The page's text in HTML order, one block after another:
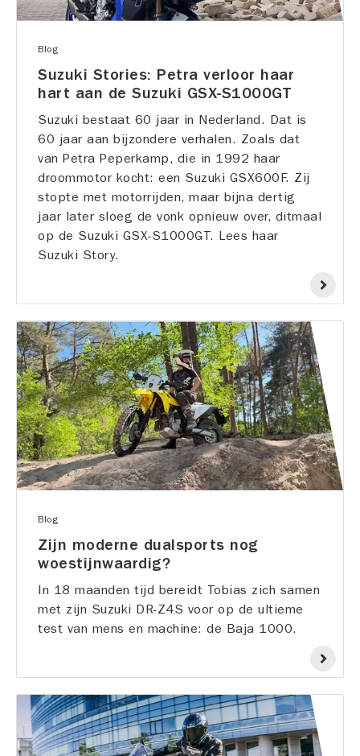
Blog
Suzuki Stories: Petra verloor haar
hart aan de Suzuki GSX-S1000GT
Suzuki bestaat 60 jaar in Nederland. Dat is
60 jaar aan bijzondere verhalen. Zoals dat
van Petra Peperkamp, die in 1992 haar
droommotor kocht: een Suzuki GSX600F. Zij
stopte met motorrijden, maar bijna dertig
jaar later sloeg de vonk opnieuw over, ditmaal
op de Suzuki GSX-S1000GT. Lees haar
Suzuki Story.
Blog
Zijn moderne dualsports nog
woestijnwaardig?
In 18 maanden tijd bereidt Tobias zich samen
met zijn Suzuki DR-Z4S voor op de ultieme
test van mens en machine: de Baja 1000.